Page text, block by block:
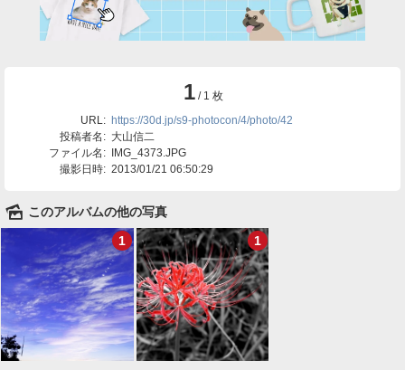
1/ 1 枚
URL: https://30d.jp/s9-photocon/4/photo/42
投稿者名: 大山信二
ファイル名:
IMG_4373.JPG
撮影日時: 2013/01/21 06:50:29
🌄 このアルバムの他の写真
1
1